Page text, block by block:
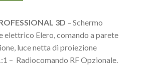
3D – Schermo
Elero, comando a parete
luce netta di proiezione
– Radiocomando RF Opzionale.